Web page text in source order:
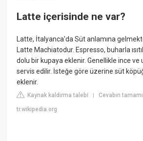
Latte içerisinde ne var?
Latte, İtalyanca'da Süt anlamına
Latte Machiatodur. Espresso, buharla
dolu bir kupaya eklenir. Genellikle ince
servis edilir. İsteğe göre üzerine süt
eklenir.
Kaynak kaldırma talebi |Cevabın
tr.wikipedia.org